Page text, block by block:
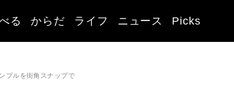
る からだ ライフ ニュース Picks
プルを街角スナップで